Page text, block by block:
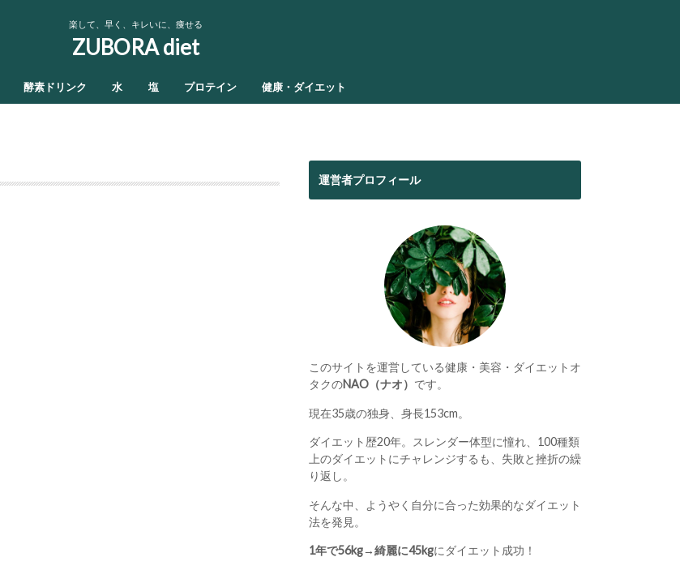
楽して、早く、キレいに、痩せる
ZUBORA diet
酵素ドリンク 水 塩 プロテイン 健康・ダイエット
運営者プロフィール
このサイトを運営している健康・美容・ダイエットオ
タクのNAO（ナオ） です。
現在35歳の独身、身長153cm。
ダイエット歴20年。スレンダー体型に憧れ、100種類
上のダイエットにチャレンジするも、失敗と挫折の繰
り返し。
そんな中、ようやく自分に合った効果的なダイエット
法を発見。
1年で56kg→綺麗に45kgにダイエット成功！